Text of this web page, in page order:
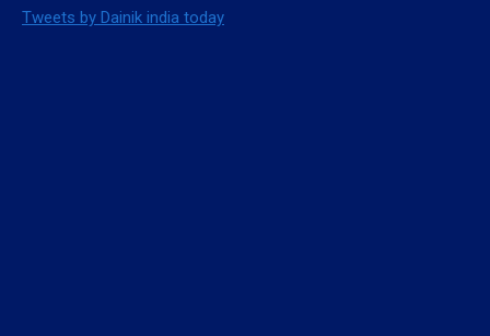
Tweets by Dainik india today